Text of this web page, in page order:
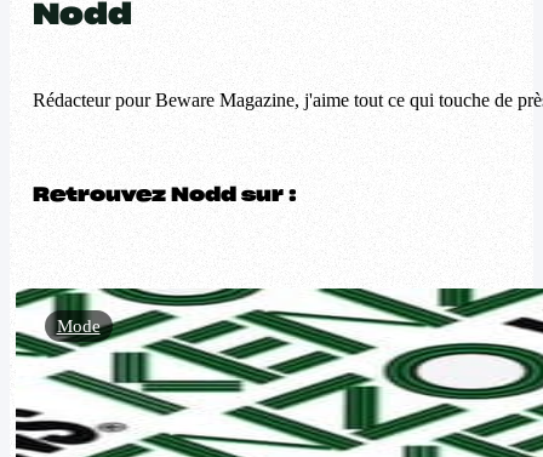
Nodd
Rédacteur pour Beware Magazine, j'aime tout ce qui touche de
Retrouvez Nodd sur :
Mode